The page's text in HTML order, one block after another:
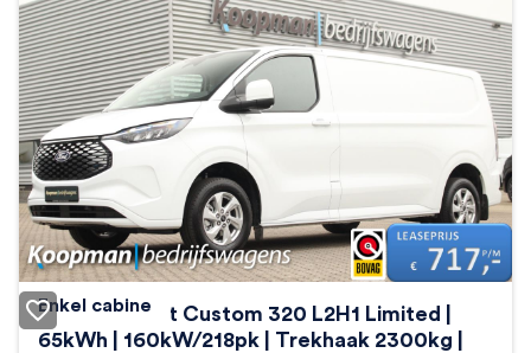
Enkel cabine
Ford E-Transit Custom 320 L2H1 Limited |
65kWh | 160kW/218pk | Trekhaak 2300kg |